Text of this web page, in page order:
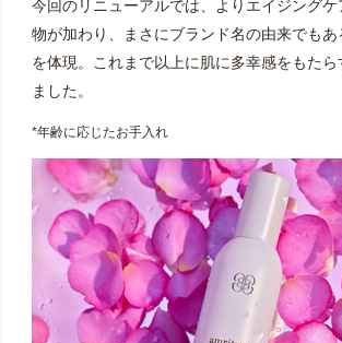
今回のリニューアルでは、よりエイジングケ
物が加わり、まさにブランド名の由来でもあ
を体現。これまで以上に肌に多幸感をもたら
ました。
*年齢に応じたお手入れ